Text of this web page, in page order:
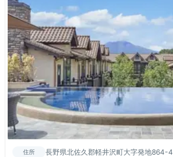
住所 長野県北佐久郡軽井沢町大字発地864-4